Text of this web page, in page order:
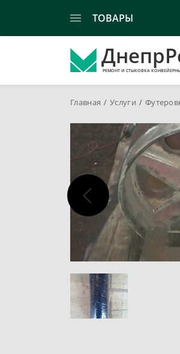
ТОВАРЫ
РЕМОНТ И СТЫКОВКА
Главная Услуги